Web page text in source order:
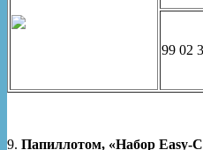
99 02
9. Папиллотом, «Набор Easy-